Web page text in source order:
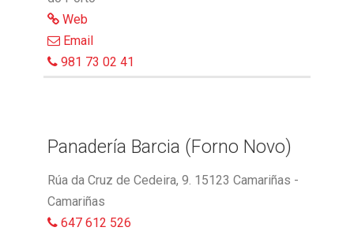
Web
Email
981 73 02 41
Panadería Barcia (Forno Novo)
Rúa da Cruz de Cedeira, 9. 15123 Camariñas -
Camariñas
647 612 526